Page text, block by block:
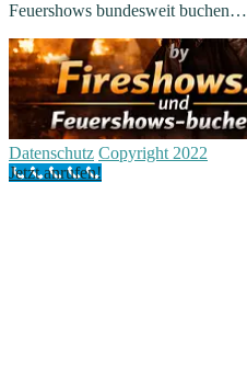
Feuershows bundesweit buchen…
Datenschutz Copyright 2022
Jetzt anrufen!